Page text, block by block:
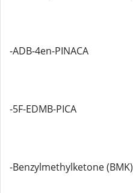
-ADB-4en-PINACA
-5F-EDMB-PICA
-Benzylmethylketone (BMK)